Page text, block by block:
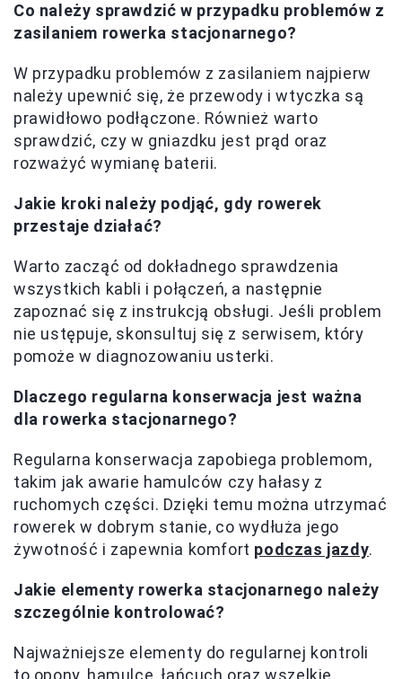
Co należy sprawdzić w przypadku problemów z
zasilaniem rowerka stacjonarnego?
W przypadku problemów z zasilaniem najpierw
należy upewnić się, że przewody i wtyczka są
prawidłowo podłączone. Również warto
sprawdzić, czy w gniazdku jest prąd oraz
rozważyć wymianę baterii.
Jakie kroki należy podjąć, gdy rowerek
przestaje działać?
Warto zacząć od dokładnego sprawdzenia
wszystkich kabli i połączeń, a następnie
zapoznać się z instrukcją obsługi. Jeśli problem
nie ustępuje, skonsultuj się z serwisem, który
pomoże w diagnozowaniu usterki.
Dlaczego regularna konserwacja jest ważna
dla rowerka stacjonarnego?
Regularna konserwacja zapobiega problemom,
takim jak awarie hamulców czy hałasy z
ruchomych części. Dzięki temu można utrzymać
rowerek w dobrym stanie, co wydłuża jego
żywotność i zapewnia komfort podczas jazdy.
Jakie elementy rowerka stacjonarnego należy
szczególnie kontrolować?
Najważniejsze elementy do regularnej kontroli